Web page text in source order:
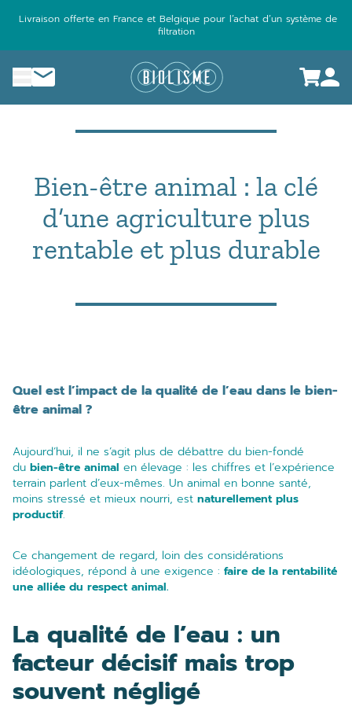
contenu
Livraison offerte en France et Belgique pour l’achat d’un système de
filtration
menu
Nous contacter
Bien-être animal : la clé
d’une agriculture plus
rentable et plus durable
Quel est l’impact de la qualité de l’eau dans le bien-
être animal ?
Aujourd’hui, il ne s’agit plus de débattre du bien-fondé
du bien-être animal en élevage : les chiffres et l’expérience
terrain parlent d’eux-mêmes. Un animal en bonne santé,
moins stressé et mieux nourri, est naturellement plus
productif.
Ce changement de regard, loin des considérations
idéologiques, répond à une exigence : faire de la rentabilité
une alliée du respect animal.
La qualité de l’eau : un
facteur décisif mais trop
souvent négligé